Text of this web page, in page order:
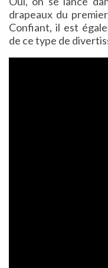
drapeaux du
Confiant, il est
de ce type de